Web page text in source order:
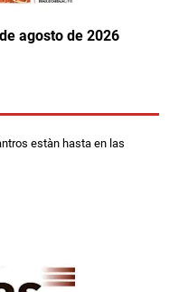
agosto de 2026
estàn hasta en las